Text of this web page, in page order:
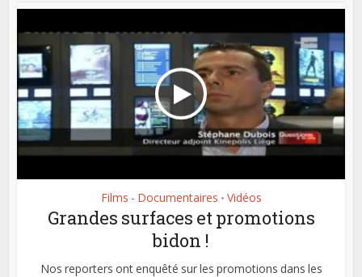
Films - Documentaires • Vidéos
Grandes surfaces et promotions
bidon !
Nos reporters ont enquêté sur les promotions dans les